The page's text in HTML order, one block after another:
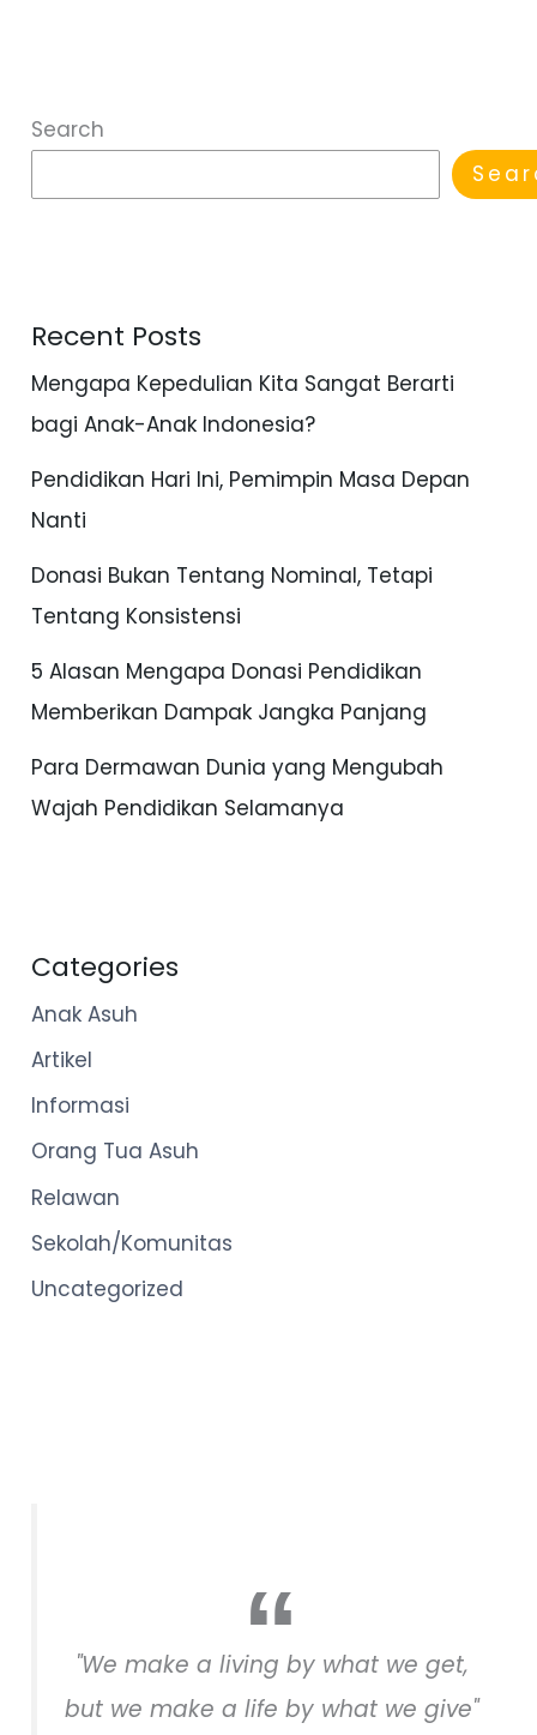
Search
Recent Posts
Mengapa Kepedulian Kita Sangat Berarti
bagi Anak-Anak Indonesia?
Pendidikan Hari Ini, Pemimpin Masa Depan
Nanti
Donasi Bukan Tentang Nominal, Tetapi
Tentang Konsistensi
5 Alasan Mengapa Donasi Pendidikan
Memberikan Dampak Jangka Panjang
Para Dermawan Dunia yang Mengubah
Wajah Pendidikan Selamanya
Categories
Anak Asuh
Artikel
Informasi
Orang Tua Asuh
Relawan
Sekolah/Komunitas
Uncategorized
"We make a living by what we get,
but we make a life by what we give"